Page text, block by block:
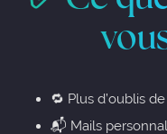
🔁 Plus d’oublis
📬 Mails